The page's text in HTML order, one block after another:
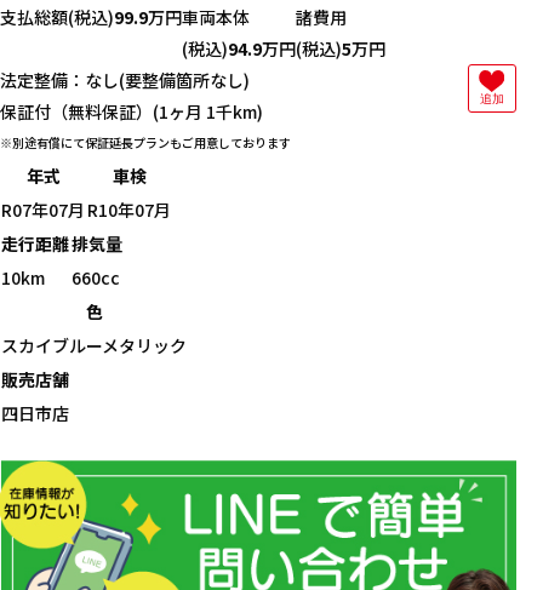
支払総額(税込)99.9万円車両本体
(税込)94.9万円
諸費用
(税込)5万円
法定整備：なし(要整備箇所なし)
保証付（無料保証）(1ヶ月 1千km)
追加
別途有償にて保証延長プランもご用意しております
年式
車検
R07年07月 R10年07月
走行距離排気量
10km
660cc
色
スカイブルーメタリック
販売店舗
四日市店